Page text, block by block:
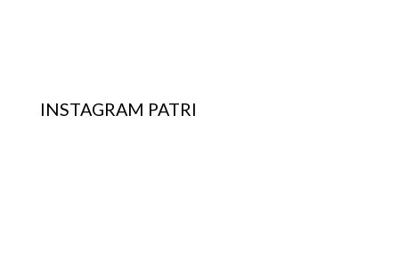
INSTAGRAM PATRI